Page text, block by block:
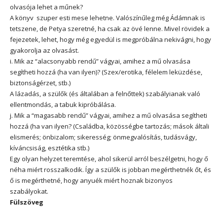
olvasója lehet a műnek?
A könyv szuper esti mese lehetne. Valószínűleg még Ádámnak is
tetszene, de Petya szeretné, ha csak az övé lenne. Mivel rövidek a
fejezetek, lehet, hogy még egyedül is megpróbálna nekivágni, hogy
gyakorolja az olvasást.
i. Mik az “alacsonyabb rendű” vágyai, amihez a mű olvasása
segítheti hozzá (ha van ilyen)? (Szex/erotika, félelem leküzdése,
biztonságérzet, stb.)
A lázadás, a szülők (és általában a felnőttek) szabályianak való
ellentmondás, a tabuk kipróbálása.
j. Mik a “magasabb rendű” vágyai, amihez a mű olvasása segítheti
hozzá (ha van ilyen? (Családba, közösségbe tartozás; mások általi
elismerés; önbizalom; sikeresség; önmegvalósítás, tudásvágy,
kíváncsiság, esztétika stb.)
Egy olyan helyzet teremtése, ahol sikerül arról beszélgetni, hogy ő
néha miért rosszalkodik. Így a szülők is jobban megérthetnék őt, és
ő is megérthetné, hogy anyuék miért hoznak bizonyos
szabályokat.
Fülszöveg